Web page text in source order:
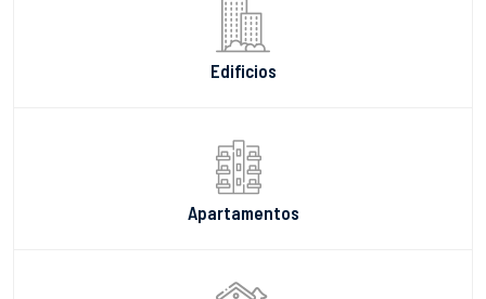
Edificios
Apartamentos